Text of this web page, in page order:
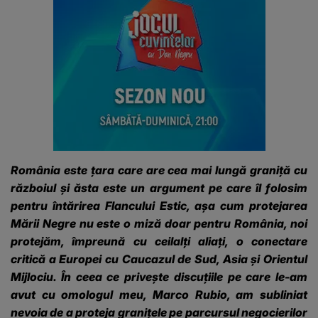
România este țara care are cea mai lungă graniță cu
războiul și ăsta este un argument pe care îl folosim
pentru întărirea Flancului Estic, așa cum protejarea
Mării Negre nu este o miză doar pentru România, noi
protejăm, împreună cu ceilalți aliați, o conectare
critică a Europei cu Caucazul de Sud, Asia și Orientul
Mijlociu. În ceea ce privește discuțiile pe care le-am
avut cu omologul meu, Marco Rubio, am subliniat
nevoia de a proteja granițele pe parcursul negocierilor